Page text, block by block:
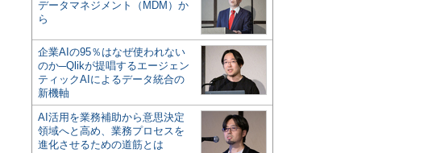
データマネジメント（MDM）か
ら
企業AIの95％はなぜ使われない
のか─Qlikが提唱するエージェン
ティックAIによるデータ統合の
新機軸
AI活用を業務補助から意思決定
領域へと高め、業務プロセスを
進化させるための道筋とは